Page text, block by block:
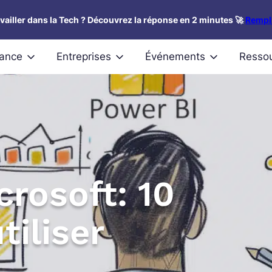
dans la Tech ? Découvrez la réponse en 2 minutes 🚀
Entreprises Événements
10